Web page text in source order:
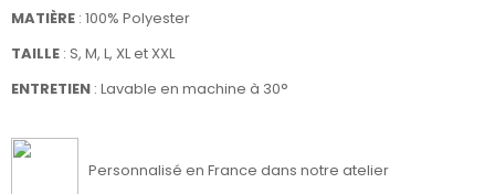
MATIÈRE : 100% Polyester
TAILLE : S, M, L, XL et XXL
ENTRETIEN : Lavable en machine à 30°
Personnalisé en France dans notre atelier